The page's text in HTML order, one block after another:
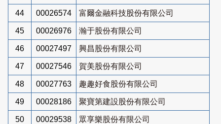
44 00026574 富爾金融科技股份有限公司
45 00026976 瀚于股份有限公司
46 00027497 興昌股份有限公司
47 00027546 賀美股份有限公司
48 00027763 趣趣好食股份有限公司
49 00028186 聚寶第建設股份有限公司
50 00029538
眾享樂股份有限公司